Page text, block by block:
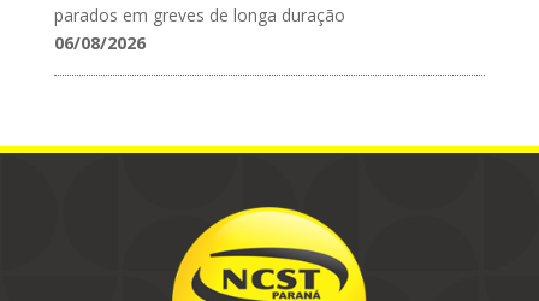
parados em greves de longa duração
06/08/2026